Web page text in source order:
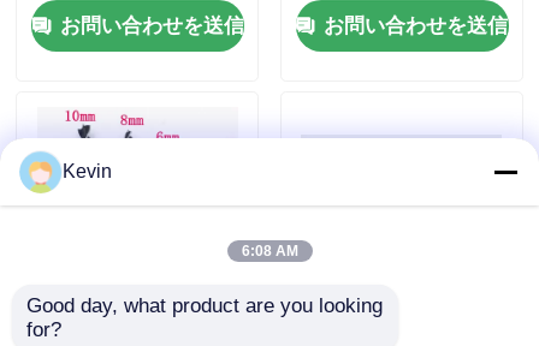
私達に連絡しなさい
ニュース
引用を要求しなさい
石工ドリルビット
お問い合わせを送信
お問い合わせを送信
高炭素鋼のヘックス・
Kevin
6:08 AM
Good day, what product are you looking
for?